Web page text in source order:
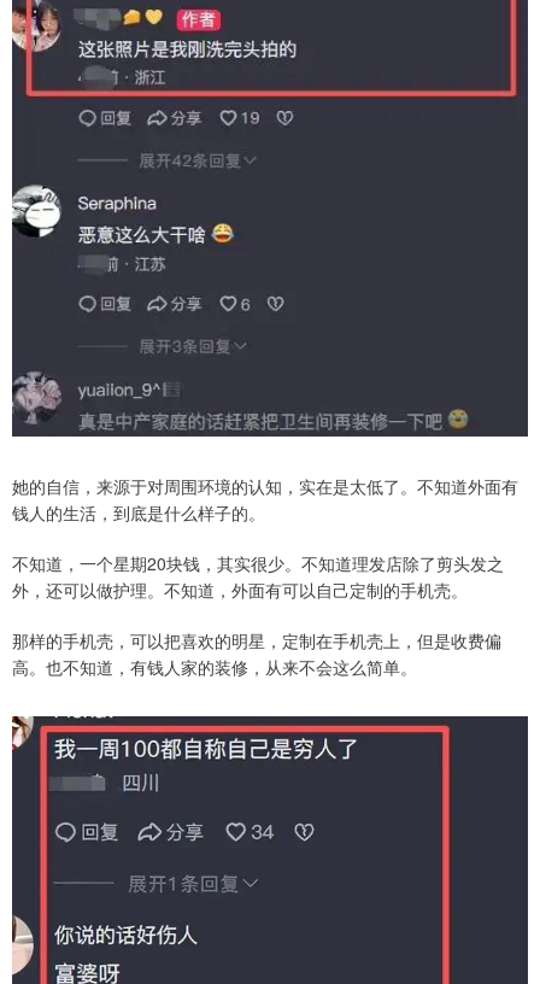
她的自信，来源于对周围环境的认知，实在是太低了。不知道外面有
钱人的生活，到底是什么样子的。
不知道，一个星期20块钱，其实很少。不知道理发店除了剪头发之
外，还可以做护理。不知道，外面有可以自己定制的手机壳。
那样的手机壳，可以把喜欢的明星，定制在手机壳上，但是收费偏
高。也不知道，有钱人家的装修，从来不会这么简单。